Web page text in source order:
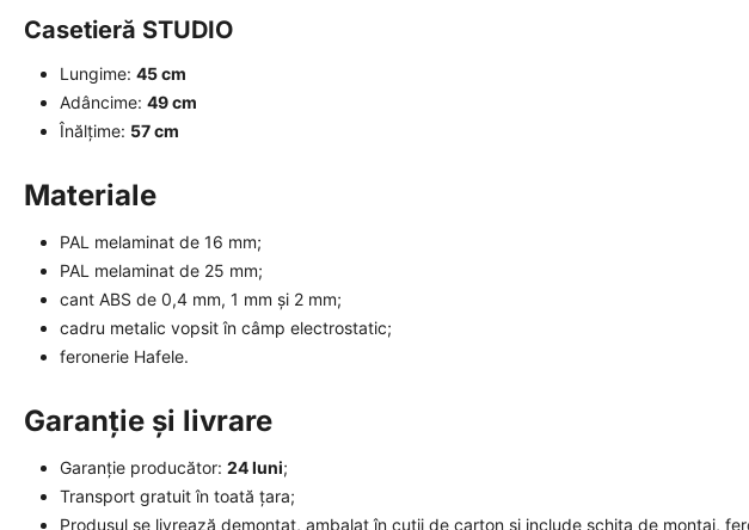
Casetieră STUDIO
Lungime: 45 cm
Adâncime: 49 cm
Înălțime: 57 cm
Materiale
PAL melaminat de 16 mm;
PAL melaminat de 25 mm;
cant ABS de 0,4 mm, 1 mm și 2 mm;
cadru metalic vopsit în câmp electrostatic;
feronerie Hafele.
Garanție și livrare
Garanție producător: 24 luni;
Transport gratuit în toată țara;
Produsul se livrează demontat, ambalat în cutii de carton și include schița de montaj,